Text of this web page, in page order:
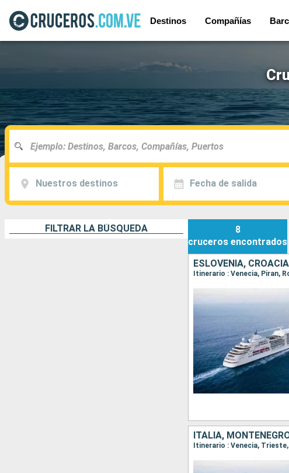
Destinos Compañías
Nuestros destinos Fecha de salida
FILTRAR LA BÚSQUEDA
8
cruceros encontrados
ESLOVENIA,
ITALIA,